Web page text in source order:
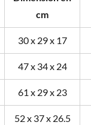
cm
30 x 29 x 17
47 x 34 x 24
61 x 29 x 23
52 x 37 x 26.5